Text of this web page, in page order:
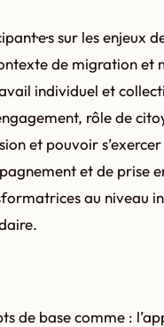
sur les enjeux
de migration
individuel et
rôle de
et pouvoir
et de prise
au niveau
de base comme :